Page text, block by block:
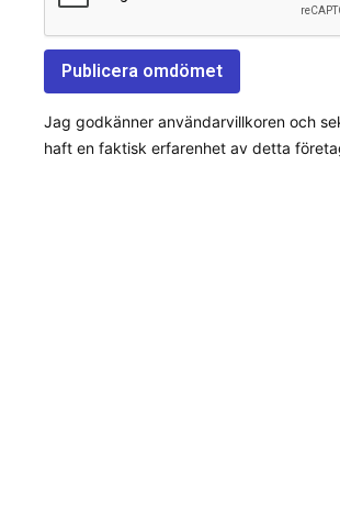
Jag godkänner användarvillkoren och
haft en faktisk erfarenhet av detta